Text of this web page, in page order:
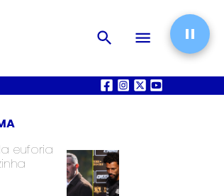
QUIÉNES SOMOS
euforia